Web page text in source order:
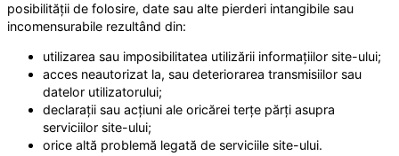
posibilității de folosire, date sau alte pierderi intangibile sau
incomensurabile rezultând din:
utilizarea sau imposibilitatea utilizării informațiilor site-ului;
acces neautorizat la, sau deteriorarea transmisiilor sau
datelor utilizatorului;
declarații sau acțiuni ale oricărei terțe părți asupra
serviciilor site-ului;
orice altă problemă legată de serviciile site-ului.